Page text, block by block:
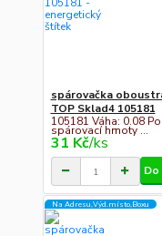
spárovačka
TOP Sklad4 105181
105181 Váha: 0.08
spárovací hmoty ...
31 Kč/ks
Na Adresu,Výd.místo,Boxu